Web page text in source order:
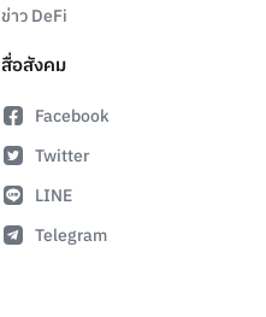
ข่าว DeFi
สื่อสังคม
Facebook
Twitter
LINE
Telegram